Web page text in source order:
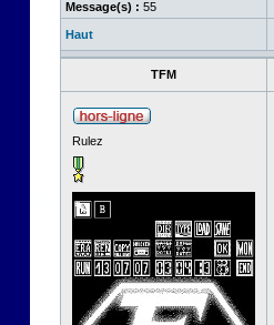
Message(s) : 55
Haut
TFM
Rulez